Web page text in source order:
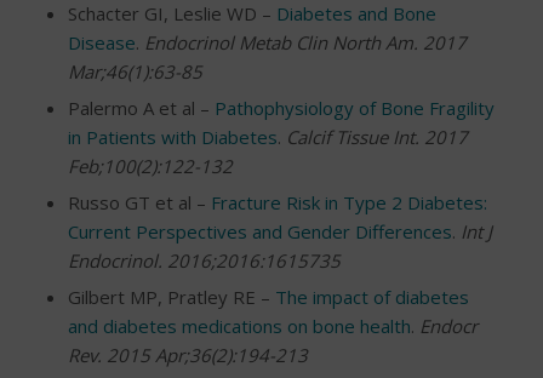
Schacter GI, Leslie WD – Diabetes and Bone
Disease. Endocrinol Metab Clin North Am. 2017
Mar;46(1):63-85
Palermo A et al – Pathophysiology of Bone Fragility
in Patients with Diabetes. Calcif Tissue Int. 2017
Feb;100(2):122-132
Russo GT et al – Fracture Risk in Type 2 Diabetes:
Current Perspectives and Gender Differences. Int J
Endocrinol. 2016;2016:1615735
Gilbert MP, Pratley RE – The impact of diabetes
and diabetes medications on bone health. Endocr
Rev. 2015 Apr;36(2):194-213